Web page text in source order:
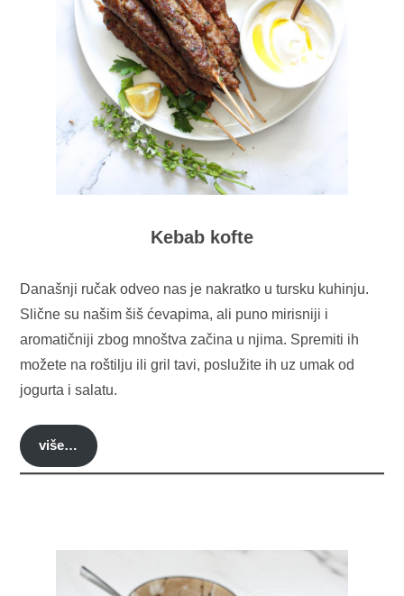
Kebab kofte
Današnji ručak odveo nas je nakratko u tursku kuhinju.
Slične su našim šiš ćevapima, ali puno mirisniji i
aromatičniji zbog mnoštva začina u njima. Spremiti ih
možete na roštilju ili gril tavi, poslužite ih uz umak od
jogurta i salatu.
više…